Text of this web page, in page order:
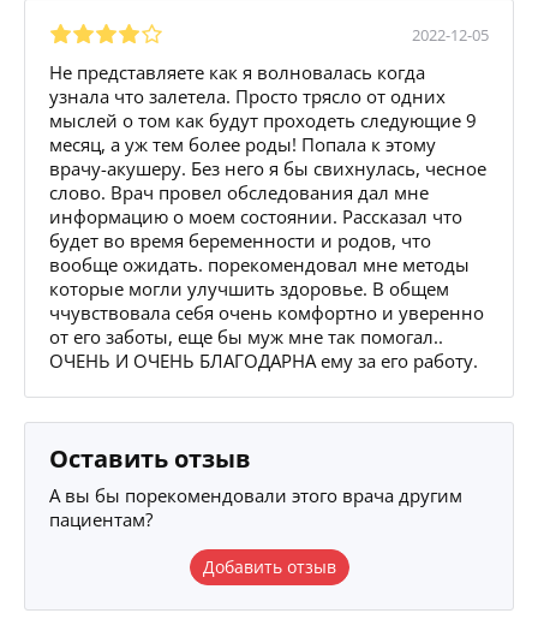
2022-12-05
Не представляете как я волновалась когда
узнала что залетела. Просто трясло от одних
мыслей о том как будут проходеть следующие 9
месяц, а уж тем более роды! Попала к этому
врачу-акушеру. Без него я бы свихнулась, чесное
слово. Врач провел обследования дал мне
информацию о моем состоянии. Рассказал что
будет во время беременности и родов, что
вообще ожидать. порекомендовал мне методы
которые могли улучшить здоровье. В общем
ччувствовала себя очень комфортно и уверенно
от его заботы, еще бы муж мне так помогал..
ОЧЕНЬ И ОЧЕНЬ БЛАГОДАРНА ему за его работу.
Оставить отзыв
А вы бы порекомендовали этого врача другим
пациентам?
Добавить отзыв